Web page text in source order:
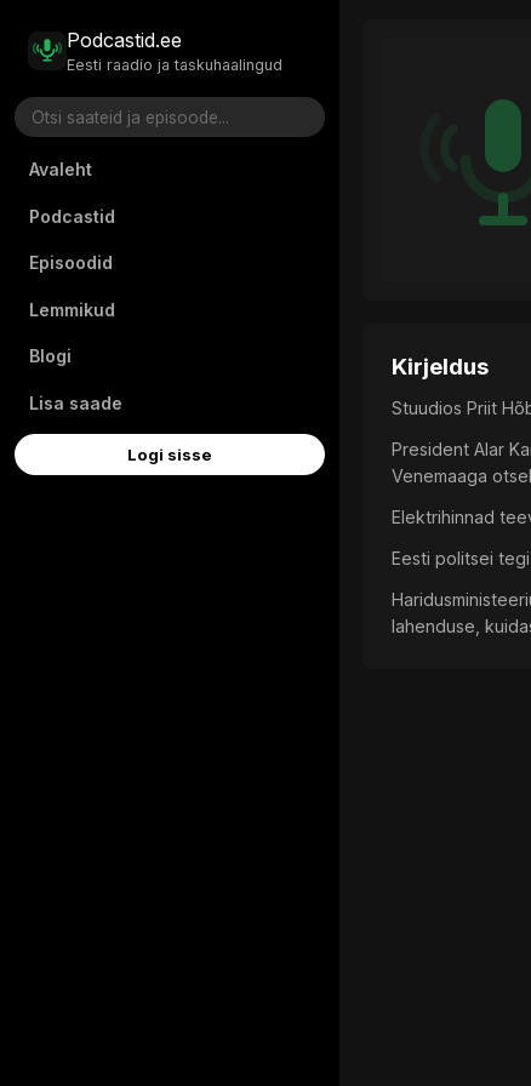
Podcastid.ee
Eesti raadio ja taskuhaalingud
Avaleht
Podcastid
Episoodid
Lemmikud
Blogi
Lisa saade
Logi sisse
Kirjeldus
Stuudios Priit
President Alar
Venemaaga
Elektrihinnad
Eesti politsei
lahenduse,